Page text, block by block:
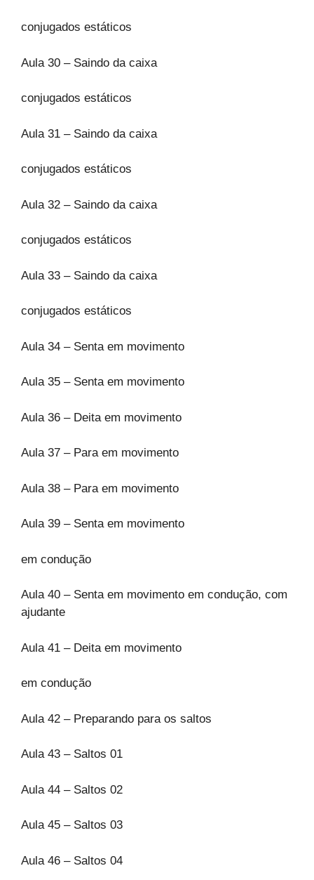
conjugados estáticos
Aula 30 – Saindo da caixa
conjugados estáticos
Aula 31 – Saindo da caixa
conjugados estáticos
Aula 32 – Saindo da caixa
conjugados estáticos
Aula 33 – Saindo da caixa
conjugados estáticos
Aula 34 – Senta em movimento
Aula 35 – Senta em movimento
Aula 36 – Deita em movimento
Aula 37 – Para em movimento
Aula 38 – Para em movimento
Aula 39 – Senta em movimento
em condução
Aula 40 – Senta em movimento em condução, com
ajudante
Aula 41 – Deita em movimento
em condução
Aula 42 – Preparando para os saltos
Aula 43 – Saltos 01
Aula 44 – Saltos 02
Aula 45 – Saltos 03
Aula 46 – Saltos 04